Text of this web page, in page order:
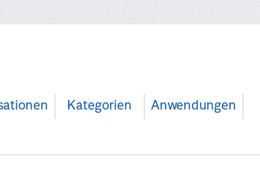
Kategorien Anwendungen